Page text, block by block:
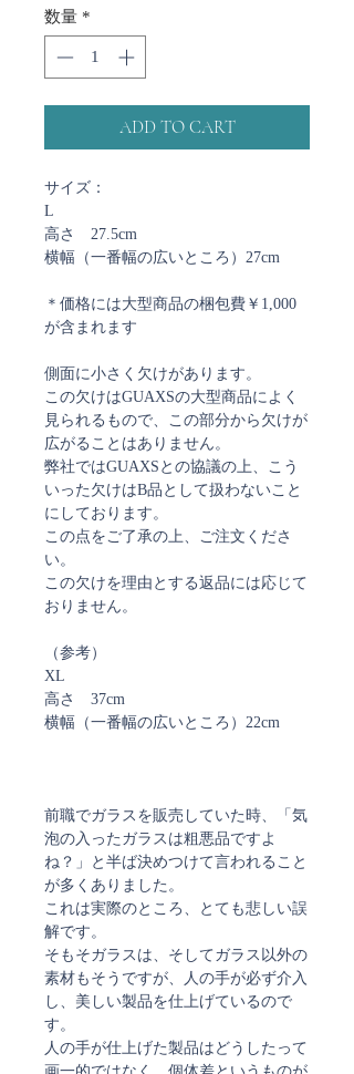
数量 *
ADD TO CART
サイズ：
L
高さ 27.5cm
横幅（一番幅の広いところ）27cm
＊価格には大型商品の梱包費￥1,000
が含まれます
側面に小さく欠けがあります。
この欠けはGUAXSの大型商品によく
見られるもので、この部分から欠けが
広がることはありません。
弊社ではGUAXSとの協議の上、こう
いった欠けはB品として扱わないこと
にしております。
この点をご了承の上、ご注文くださ
い。
この欠けを理由とする返品には応じて
おりません。
（参考）
XL
高さ 37cm
横幅（一番幅の広いところ）22cm
前職でガラスを販売していた時、「気
泡の入ったガラスは粗悪品ですよ
ね？」と半ば決めつけて言われること
が多くありました。
これは実際のところ、とても悲しい誤
解です。
そもそガラスは、そしてガラス以外の
素材もそうですが、人の手が必ず介入
し、美しい製品を仕上げているので
す。
人の手が仕上げた製品はどうしたって
画一的ではなく、個体差というものが